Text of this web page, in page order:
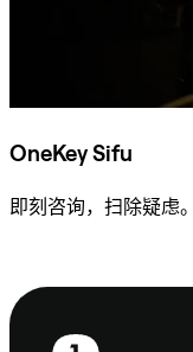
OneKey Sifu
即刻咨询，扫除疑虑。
页